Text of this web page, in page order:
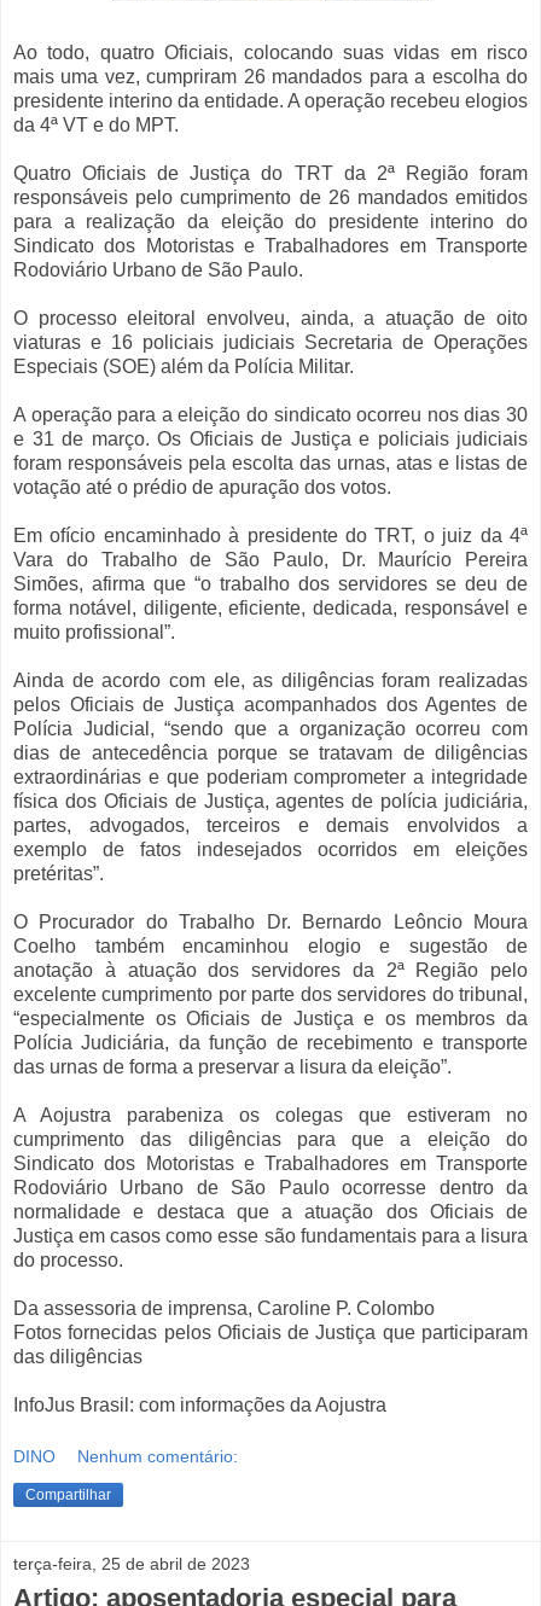
Ao todo, quatro Oficiais, colocando suas vidas em risco
mais uma vez, cumpriram 26 mandados para a escolha do
presidente interino da entidade. A operação recebeu elogios
da 4ª VT e do MPT.
Quatro Oficiais de Justiça do TRT da 2ª Região foram
responsáveis pelo cumprimento de 26 mandados emitidos
para a realização da eleição do presidente interino do
Sindicato dos Motoristas e Trabalhadores em Transporte
Rodoviário Urbano de São Paulo.
O processo eleitoral envolveu, ainda, a atuação de oito
viaturas e 16 policiais judiciais Secretaria de Operações
Especiais (SOE) além da Polícia Militar.
A operação para a eleição do sindicato ocorreu nos dias 30
e 31 de março. Os Oficiais de Justiça e policiais judiciais
foram responsáveis pela escolta das urnas, atas e listas de
votação até o prédio de apuração dos votos.
Em ofício encaminhado à presidente do TRT, o juiz da 4ª
Vara do Trabalho de São Paulo, Dr. Maurício Pereira
Simões, afirma que “o trabalho dos servidores se deu de
forma notável, diligente, eficiente, dedicada, responsável e
muito profissional”.
Ainda de acordo com ele, as diligências foram realizadas
pelos Oficiais de Justiça acompanhados dos Agentes de
Polícia Judicial, “sendo que a organização ocorreu com
dias de antecedência porque se tratavam de diligências
extraordinárias e que poderiam comprometer a integridade
física dos Oficiais de Justiça, agentes de polícia judiciária,
partes, advogados, terceiros e demais envolvidos a
exemplo de fatos indesejados ocorridos em eleições
pretéritas”.
O Procurador do Trabalho Dr. Bernardo Leôncio Moura
Coelho também encaminhou elogio e sugestão de
anotação à atuação dos servidores da 2ª Região pelo
excelente cumprimento por parte dos servidores do tribunal,
“especialmente os Oficiais de Justiça e os membros da
Polícia Judiciária, da função de recebimento e transporte
das urnas de forma a preservar a lisura da eleição”.
A Aojustra parabeniza os colegas que estiveram no
cumprimento das diligências para que a eleição do
Sindicato dos Motoristas e Trabalhadores em Transporte
Rodoviário Urbano de São Paulo ocorresse dentro da
normalidade e destaca que a atuação dos Oficiais de
Justiça em casos como esse são fundamentais para a lisura
do processo.
Da assessoria de imprensa, Caroline P. Colombo
Fotos fornecidas pelos Oficiais de Justiça que participaram
das diligências
InfoJus Brasil: com informações da Aojustra
DINO Nenhum comentário:
Compartilhar
terça-feira, 25 de abril de 2023
Artigo: aposentadoria especial para